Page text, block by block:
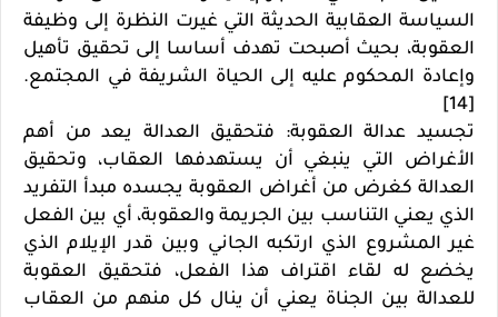
السياسة العقابية الحديثة التي غيرت النظرة إلى وظيفة
العقوبة، بحيث أصبحت تهدف أساسا إلى تحقيق تأهيل
وإعادة المحكوم عليه إلى الحياة الشريفة في المجتمع.
[14]
تجسيد عدالة العقوبة: فتحقيق العدالة يعد من أهم
الأغراض التي ينبغي أن يستهدفها العقاب، وتحقيق
العدالة كغرض من أغراض العقوبة يجسده مبدأ التفريد
الذي يعني التناسب بين الجريمة والعقوبة، أي بين الفعل
غير المشروع الذي ارتكبه الجاني وبين قدر الإيلام الذي
يخضع له لقاء اقتراف هذا الفعل، فتحقيق العقوبة
للعدالة بين الجناة يعني أن ينال كل منهم من العقاب